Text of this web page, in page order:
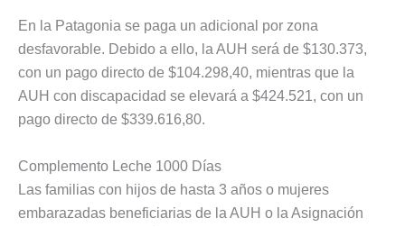
En la Patagonia se paga un adicional por zona
desfavorable. Debido a ello, la AUH será de $130.373,
con un pago directo de $104.298,40, mientras que la
AUH con discapacidad se elevará a $424.521, con un
pago directo de $339.616,80.
Complemento Leche 1000 Días
Las familias con hijos de hasta 3 años o mujeres
embarazadas beneficiarias de la AUH o la Asignación